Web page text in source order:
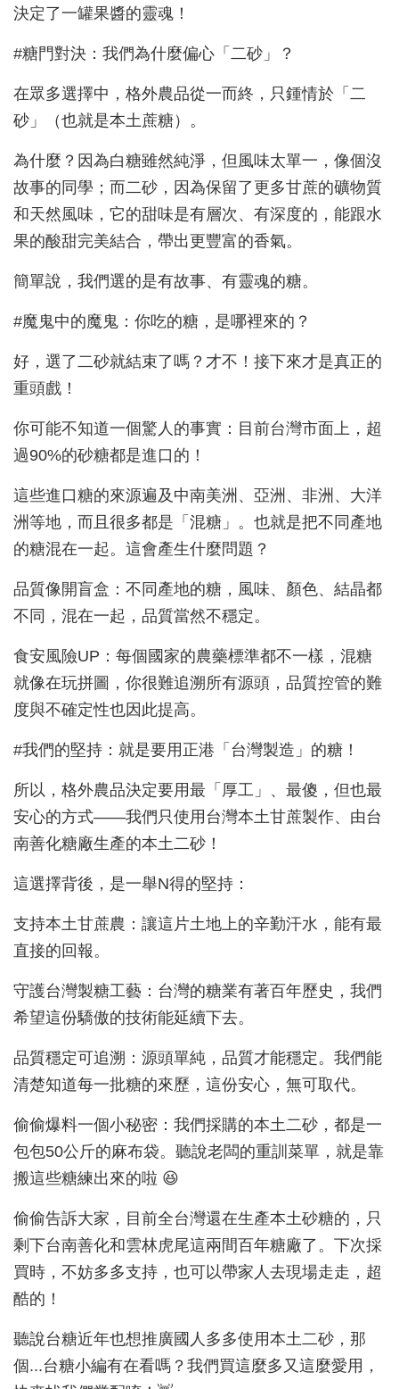
決定了一罐果醬的靈魂！
#糖門對決：我們為什麼偏心「二砂」？
在眾多選擇中，格外農品從一而終，只鍾情於「二
砂」（也就是本土蔗糖）。
為什麼？因為白糖雖然純淨，但風味太單一，像個沒
故事的同學；而二砂，因為保留了更多甘蔗的礦物質
和天然風味，它的甜味是有層次、有深度的，能跟水
果的酸甜完美結合，帶出更豐富的香氣。
簡單說，我們選的是有故事、有靈魂的糖。
#魔鬼中的魔鬼：你吃的糖，是哪裡來的？
好，選了二砂就結束了嗎？才不！接下來才是真正的
重頭戲！
你可能不知道一個驚人的事實：目前台灣市面上，超
過90%的砂糖都是進口的！
這些進口糖的來源遍及中南美洲、亞洲、非洲、大洋
洲等地，而且很多都是「混糖」。也就是把不同產地
的糖混在一起。這會產生什麼問題？
品質像開盲盒：不同產地的糖，風味、顏色、結晶都
不同，混在一起，品質當然不穩定。
食安風險UP：每個國家的農藥標準都不一樣，混糖
就像在玩拼圖，你很難追溯所有源頭，品質控管的難
度與不確定性也因此提高。
#我們的堅持：就是要用正港「台灣製造」的糖！
所以，格外農品決定要用最「厚工」、最傻，但也最
安心的方式——我們只使用台灣本土甘蔗製作、由台
南善化糖廠生產的本土二砂！
這選擇背後，是一舉N得的堅持：
支持本土甘蔗農：讓這片土地上的辛勤汗水，能有最
直接的回報。
守護台灣製糖工藝：台灣的糖業有著百年歷史，我們
希望這份驕傲的技術能延續下去。
品質穩定可追溯：源頭單純，品質才能穩定。我們能
清楚知道每一批糖的來歷，這份安心，無可取代。
偷偷爆料一個小秘密：我們採購的本土二砂，都是一
包包50公斤的麻布袋。聽說老闆的重訓菜單，就是靠
搬這些糖練出來的啦 😆
偷偷告訴大家，目前全台灣還在生產本土砂糖的，只
剩下台南善化和雲林虎尾這兩間百年糖廠了。下次採
買時，不妨多多支持，也可以帶家人去現場走走，超
酷的！
聽說台糖近年也想推廣國人多多使用本土二砂，那
個...台糖小編有在看嗎？我們買這麼多又這麼愛用，